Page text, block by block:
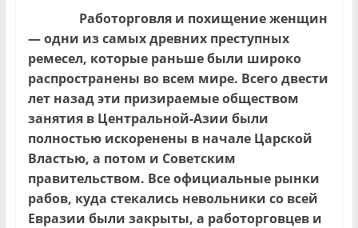
Работорговля и похищение женщин
— одни из самых древних преступных
ремесел, которые раньше были широко
распространены во всем мире. Всего двести
лет назад эти призираемые обществом
занятия в Центральной-Азии были
полностью искоренены в начале Царской
Властью, а потом и Советским
правительством. Все официальные рынки
рабов, куда стекались невольники со всей
Евразии были закрыты, а работорговцев и